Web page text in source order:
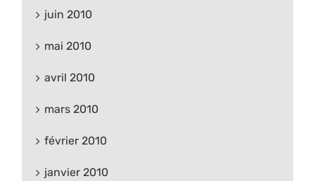
juin 2010
mai 2010
avril 2010
mars 2010
février 2010
janvier 2010